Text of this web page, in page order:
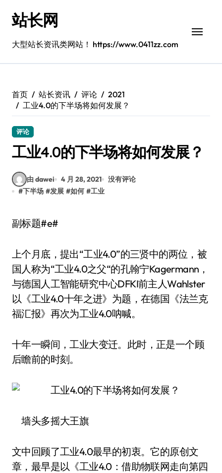
站长网
大型站长资讯类网站！ https://www.0411zz.com
首页 站长资讯 评论
2021
工业4.0的下半场将如何发展？
评论
工业4.0的下半场将如何发展？
由 dawei 4 月 28, 2021
没有评论
#下半场 #发展 #如何 #工业
副标题#e#
上个月底，提出“工业4.0”的三贤中的两位，被
国人称为“工业4.0之父“的孔翰宁Kagermann，
与德国人工智能研究中心DFKI前主人Wahlster
以《工业4.0十年之进》为题，在德国《法兰克
福汇报》再次为工业4.0呐喊。
十年一瞬间，工业大变迁。此时，正是一个顾
后瞻前的时刻。
墙头多摇大王旗
文中回顾了工业4.0最早的初衷。它的原创文
章，最早是以《工业4.0：借助物联网走向第四